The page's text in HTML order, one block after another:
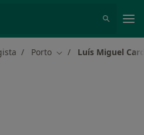
Porto Mudar de cidade
Luís Miguel